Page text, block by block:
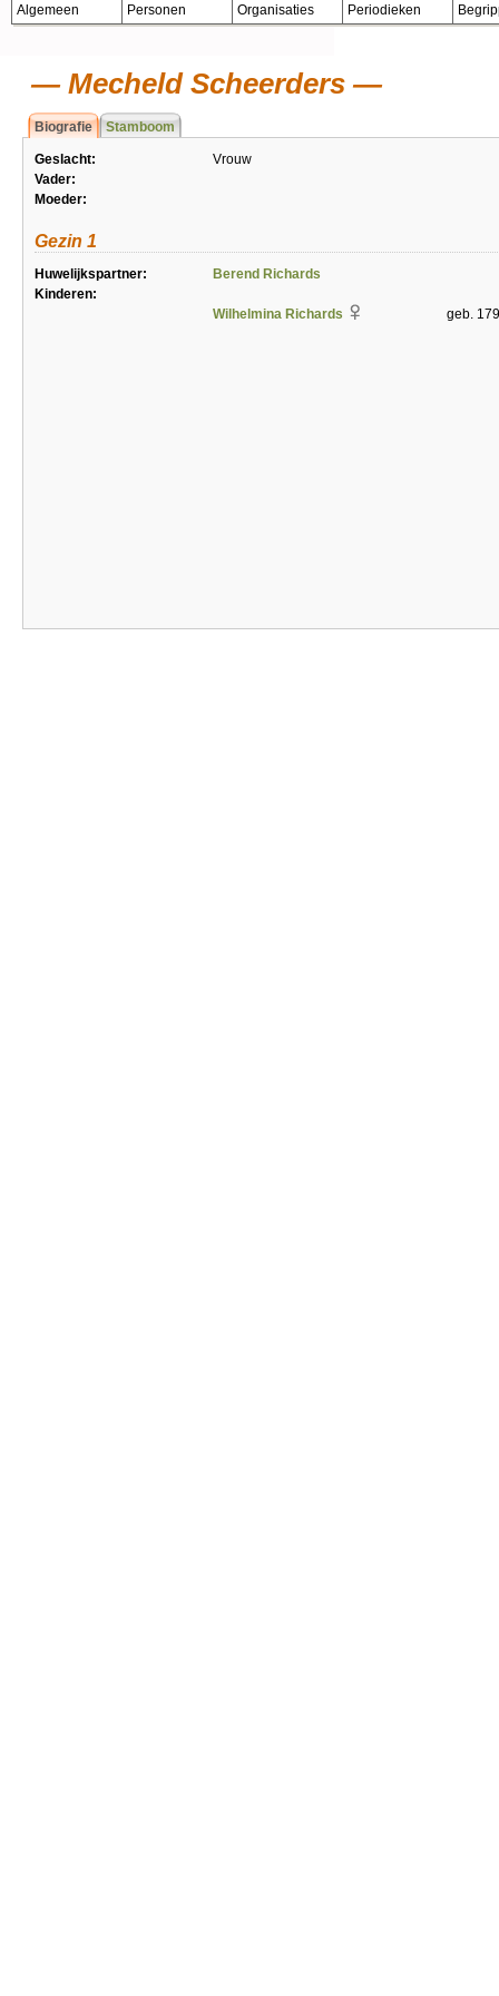
Algemeen Personen Organisaties Periodieken
Mecheld Scheerders
Biografie Stamboom
Geslacht:
Vrouw
Vader:
Moeder:
Gezin 1
Huwelijkspartner:
Berend Richards
Kinderen:
Wilhelmina Richards
geb.